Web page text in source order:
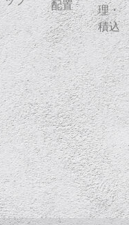
配置
理・
積込